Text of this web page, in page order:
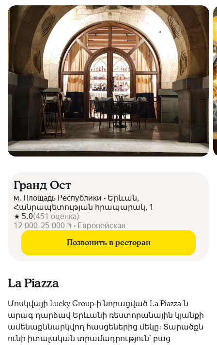
Гранд Ост
м. Площадь Республики • Երևան,
Հանրապետության հրապարակ, 1
5.0(451 оценка)
12 000-25 000 ֏ • Европейская
Позвонить в ресторан
La Piazza
Մոսկվայի Lucky Group-ի նորացված La Piazza-ն
արագ դարձավ Երևանի ռեստորանային կյանքի
ամենաքննարկվող հասցեներից մեկը։ Տարածքն
ունի իտալական տրամադրություն՝ բաց